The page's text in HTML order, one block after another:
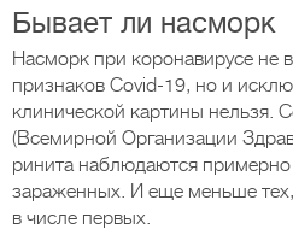
Бывает ли насморк
Насморк при коронавирусе не
признаков Covid-19, но и
клинической картины нельзя.
(Всемирной Организации
ринита наблюдаются примерно
зараженных. И еще меньше
в числе первых.